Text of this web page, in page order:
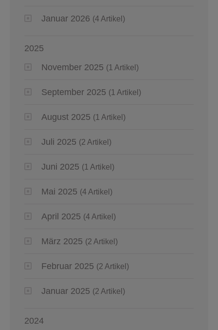
Januar 2026 (4 Artikel)
2025
November 2025 (1 Artikel)
September 2025 (1 Artikel)
August 2025 (1 Artikel)
Juli 2025 (2 Artikel)
Juni 2025 (1 Artikel)
Mai 2025 (4 Artikel)
April 2025 (4 Artikel)
März 2025 (2 Artikel)
Februar 2025 (2 Artikel)
Januar 2025 (2 Artikel)
2024